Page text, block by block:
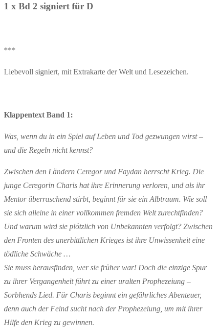
1 x Bd 2 signiert für D
***
Liebevoll signiert, mit Extrakarte der Welt und Lesezeichen.
Klappentext Band 1:
Was, wenn du in ein Spiel auf Leben und Tod gezwungen wirst –
und die Regeln nicht kennst?
Zwischen den Ländern Ceregor und Faydan herrscht Krieg. Die
junge Ceregorin Charis hat ihre Erinnerung verloren, und als ihr
Mentor überraschend stirbt, beginnt für sie ein Albtraum. Wie soll
sie sich alleine in einer vollkommen fremden Welt zurechtfinden?
Und warum wird sie plötzlich von Unbekannten verfolgt? Zwischen
den Fronten des unerbittlichen Krieges ist ihre Unwissenheit eine
tödliche Schwäche …
Sie muss herausfinden, wer sie früher war! Doch die einzige Spur
zu ihrer Vergangenheit führt zu einer uralten Prophezeiung –
Sorbhends Lied. Für Charis beginnt ein gefährliches Abenteuer,
denn auch der Feind sucht nach der Prophezeiung, um mit ihrer
Hilfe den Krieg zu gewinnen.